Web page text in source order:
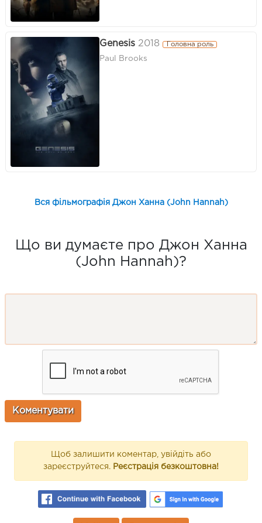
Genesis 2018 Головна роль
Paul Brooks
Вся фільмографія Джон Ханна (John Hannah)
Що ви думаєте про Джон Ханна
(John Hannah)?
Щоб залишити коментар, увійдіть або
зареєструйтеся. Реєстрація безкоштовна!